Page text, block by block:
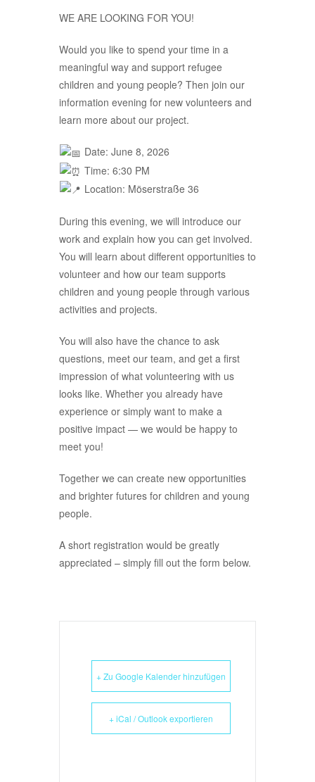
WE ARE LOOKING FOR YOU!
Would you like to spend your time in a
meaningful way and support refugee
children and young people? Then join our
information evening for new volunteers and
learn more about our project.
Date: June 8, 2026
Time: 6:30 PM
Location: Möserstraße 36
During this evening, we will introduce our
work and explain how you can get involved.
You will learn about different opportunities to
volunteer and how our team supports
children and young people through various
activities and projects.
You will also have the chance to ask
questions, meet our team, and get a first
impression of what volunteering with us
looks like. Whether you already have
experience or simply want to make a
positive impact — we would be happy to
meet you!
Together we can create new opportunities
and brighter futures for children and young
people.
A short registration would be greatly
appreciated – simply fill out the form below.
+ Zu Google Kalender hinzufügen
+ iCal / Outlook exportieren